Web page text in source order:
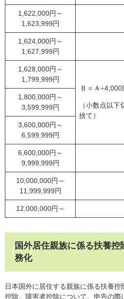
1,622,000円～
1,623,999円
1,624,000円～
1,627,999円
1,628,000円～
1,799,999円
Ｂ＝Ａ÷4,000
（小数点以下
捨て）
1,800,000円～
3,599,999円
3,600,000円～
6,599,999円
6,600,000円～
9,999,999円
10,000,000円～
11,999,999円
12,000,000円～
国外居住親族に係る扶養控
務化
日本国外に居住する親族に係る扶養控
控除、障害者控除について、申告の